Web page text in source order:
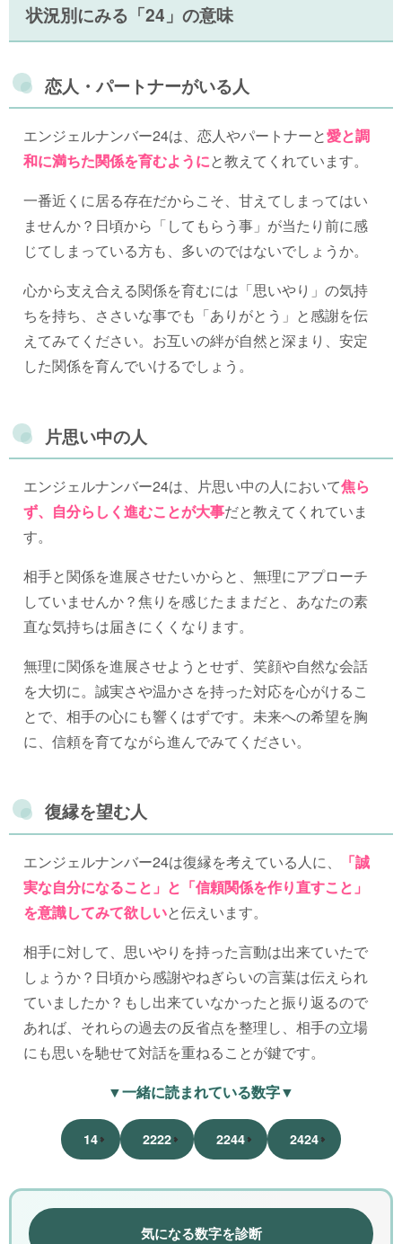
状況別にみる「24」の意味
恋人・パートナーがいる人
エンジェルナンバー24は、恋人やパートナーと愛と調
和に満ちた関係を育むようにと教えてくれています。
一番近くに居る存在だからこそ、甘えてしまってはい
ませんか？日頃から「してもらう事」が当たり前に感
じてしまっている方も、多いのではないでしょうか。
心から支え合える関係を育むには「思いやり」の気持
ちを持ち、ささいな事でも「ありがとう」と感謝を伝
えてみてください。お互いの絆が自然と深まり、安定
した関係を育んでいけるでしょう。
片思い中の人
エンジェルナンバー24は、片思い中の人において焦ら
ず、自分らしく進むことが大事だと教えてくれていま
す。
相手と関係を進展させたいからと、無理にアプローチ
していませんか？焦りを感じたままだと、あなたの素
直な気持ちは届きにくくなります。
無理に関係を進展させようとせず、笑顔や自然な会話
を大切に。誠実さや温かさを持った対応を心がけるこ
とで、相手の心にも響くはずです。未来への希望を胸
に、信頼を育てながら進んでみてください。
復縁を望む人
エンジェルナンバー24は復縁を考えている人に、
「誠
実な自分になること」と「信頼関係を作り直すこと」
を意識してみて欲しいと伝えいます。
相手に対して、思いやりを持った言動は出来ていたで
しょうか？日頃から感謝やねぎらいの言葉は伝えられ
ていましたか？もし出来ていなかったと振り返るので
あれば、それらの過去の反省点を整理し、相手の立場
にも思いを馳せて対話を重ねることが鍵です。
▼一緒に読まれている数字▼
14 2222 2244 2424
気になる数字を診断